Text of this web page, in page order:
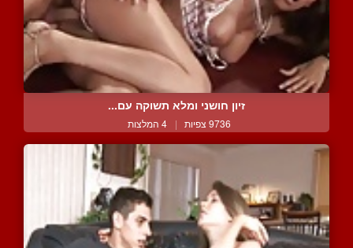
זיון חושני ומלא תשוקה עם...
9736 צפיות | 4 המלצות